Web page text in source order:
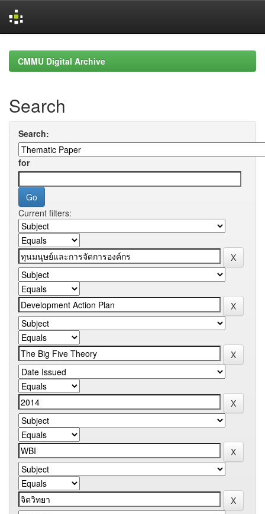
navigationCMMU Digital Archive
Search
Search:
for
Current filters: